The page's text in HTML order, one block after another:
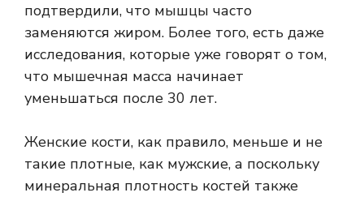
подтвердили, что мышцы часто
заменяются жиром. Более того, есть даже
исследования, которые уже говорят о том,
что мышечная масса начинает
уменьшаться после 30 лет.
Женские кости, как правило, меньше и не
такие плотные, как мужские, а поскольку
минеральная плотность костей также